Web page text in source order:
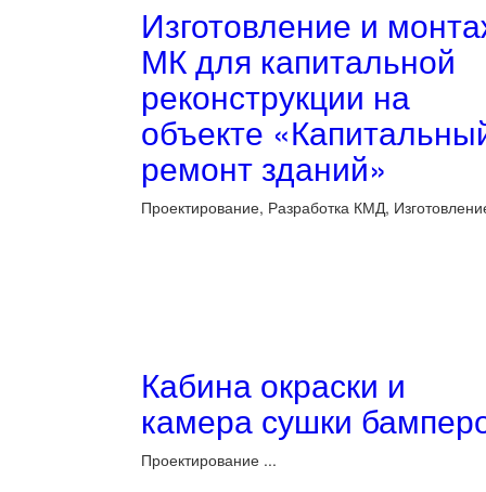
Изготовление и
МК для капитальной
реконструкции на
объекте
ремонт зданий»
Проектирование, Разработка КМД,
Кабина окраски и
камера сушки
Проектирование ...